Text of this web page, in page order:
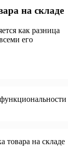
на складе
как разница
его
функциональности
товара на складе